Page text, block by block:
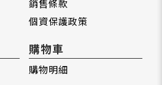
銷售條款
個資保護政策
購物車
購物明細